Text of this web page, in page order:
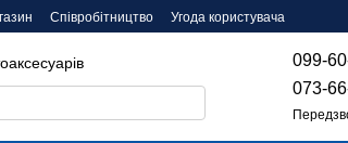
Співробітництво
Угода користувача
099-
073-